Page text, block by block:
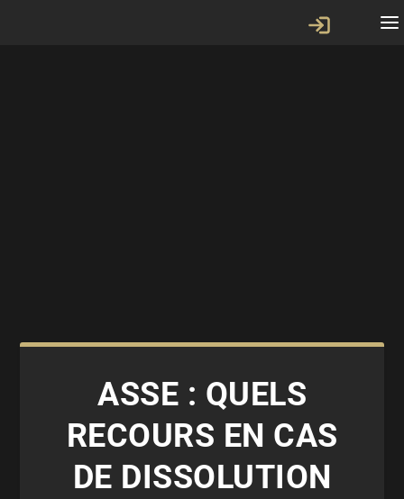
ASSE : QUELS
RECOURS EN CAS
DE DISSOLUTION